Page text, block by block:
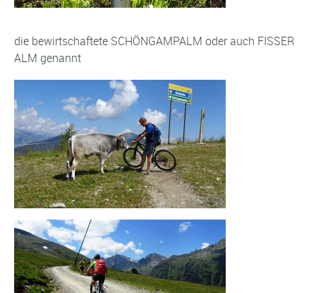
die bewirtschaftete SCHÖNGAMPALM oder auch FISSER
ALM genannt